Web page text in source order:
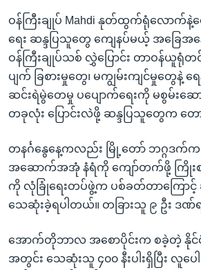
ဝန်ကြီးချုပ် Mahdi နုတ်ထွက်ရုံလောက်နဲ့
ရေး ဆန္ဒပြသူတွေ ကျေနပ်မယ့် အခြေအန
ဝန်ကြီးချုပ်သစ် လွှဲပြောင်း တာဝန်ယူ
ပျက် ခြစားမှုတွေ၊ မကျွမ်းကျင်မှုတွေနဲ့
ဆင်းရဲမွဲတေမှု ပပျောက်ရေးကို မစွမ်းဆေ
တခုလုံး ပြောင်းလဲဖို့ ဆန္ဒပြသူတွေက တေ
တနင်္ဂနွေနေ့ကလည်း မြို့တော် ဘဂ္ဂဒ
အဆောက်အအုံ နံရံကို ကျော်တက်ဖို့ ကြိုးစ
ကို လုံခြုံရေးတပ်ဖွဲ့က ပစ်ခတ်တာကြောင့်
သေဆုံးခဲ့ရပါတယ်။ တခြားသူ ၉ ဦး ဒဏ်
အောက်တိုဘာလ အစောပိုင်းက စခဲ့တဲ့ နိုင်ငံ
အတွင်း သေဆုံးသူ ၄၀၀ နီးပါးရှိပြီး လူပေါ